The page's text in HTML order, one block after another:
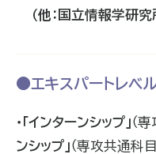
（他： 国立情報学研究
●エキスパートレベ
・「インターンシップ」（
ンシップ」（専攻共通科